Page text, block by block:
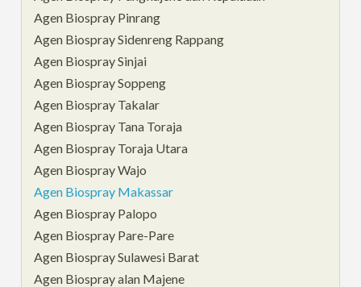
Agen Biospray Pinrang
Agen Biospray Sidenreng Rappang
Agen Biospray Sinjai
Agen Biospray Soppeng
Agen Biospray Takalar
Agen Biospray Tana Toraja
Agen Biospray Toraja Utara
Agen Biospray Wajo
Agen Biospray Makassar
Agen Biospray Palopo
Agen Biospray Pare-Pare
Agen Biospray Sulawesi Barat
Agen Biospray alan Majene